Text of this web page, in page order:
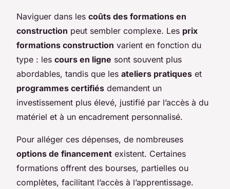
Naviguer dans les coûts des formations en
construction peut sembler complexe. Les prix
formations construction varient en fonction du
type : les cours en ligne sont souvent plus
abordables, tandis que les ateliers pratiques et
programmes certifiés demandent un
investissement plus élevé, justifié par l’accès à du
matériel et à un encadrement personnalisé.
Pour alléger ces dépenses, de nombreuses
options de financement existent. Certaines
formations offrent des bourses, partielles ou
complètes, facilitant l’accès à l’apprentissage.